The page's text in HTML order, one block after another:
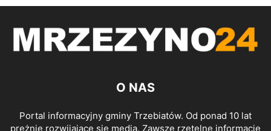
O NAS
Portal informacyjny gminy Trzebiatów. Od ponad 10 lat
prężnie rozwijające się media. Zawsze rzetelne informacje